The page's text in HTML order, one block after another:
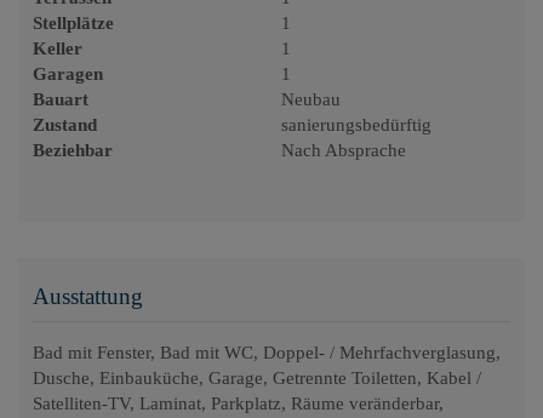
Stellplätze
1
Keller
1
Garagen
1
Bauart
Neubau
Zustand
sanierungsbedürftig
Beziehbar
Nach Absprache
Ausstattung
Bad mit Fenster Bad mit WC
Doppel- / Mehrfachverglasung
Dusche
Einbauküche Garage Getrennte Toiletten
Kabel /
Satelliten-TV Laminat Parkplatz
Räume veränderbar